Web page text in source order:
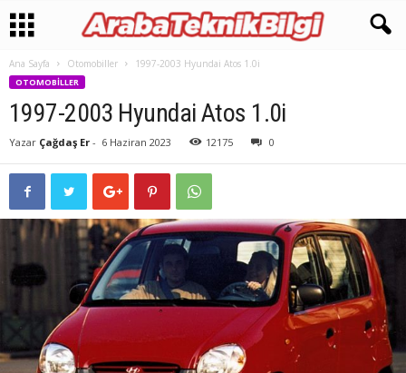
Ana Sayfa Otomobiller 1997-2003 Hyundai Atos 1.0i
OTOMOBILLER
1997-2003 Hyundai Atos 1.0i
Yazar Çağdaş Er - 6 Haziran 2023 12175 0